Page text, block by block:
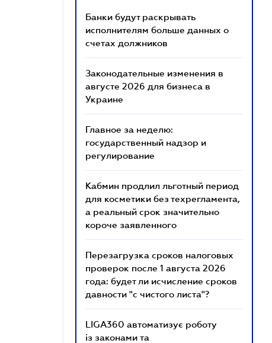
Банки будут раскрывать
исполнителям больше данных о
счетах должников
Законодательные изменения в
августе 2026 для бизнеса в
Украине
Главное за неделю:
государственный надзор и
регулирование
Кабмин продлил льготный период
для косметики без техрегламента,
а реальный срок значительно
короче заявленного
Перезагрузка сроков налоговых
проверок после 1 августа 2026
года: будет ли исчисление сроков
давности "с чистого листа"?
LIGA360 автоматизує роботу
із законами та